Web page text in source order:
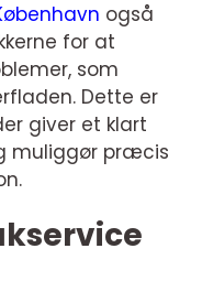
også
for at
som
Dette er
giver et klart
muliggør præcis